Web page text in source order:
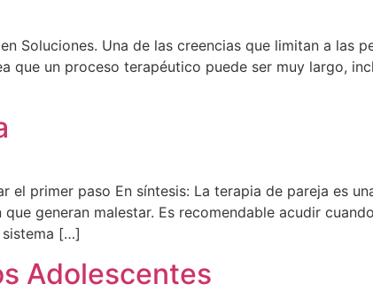
Soluciones. Una de las creencias que limitan a las
que un proceso terapéutico puede ser muy largo,
el primer paso En síntesis: La terapia de pareja es
generan malestar. Es recomendable acudir
[…]
Adolescentes